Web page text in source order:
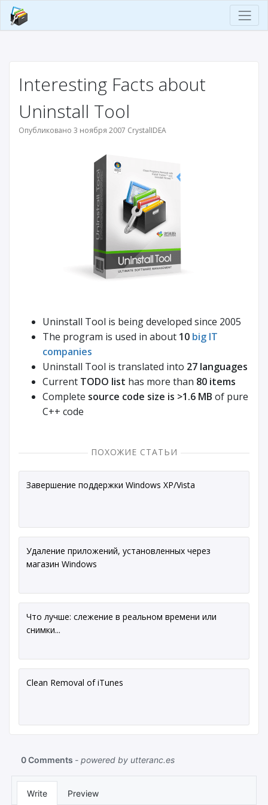
Interesting Facts about
Uninstall Tool
Опубликовано 3 ноября 2007 CrystalIDEA
Uninstall Tool is being developed since 2005
The program is used in about 10 big IT
companies
Uninstall Tool is translated into 27 languages
Current TODO list has more than 80 items
Complete source code size is >1.6 MB of pure
C++ code
ПОХОЖИЕ СТАТЬИ
Завершение поддержки Windows XP/Vista
Удаление приложений, установленных через
магазин Windows
Что лучше: слежение в реальном времени или
снимки...
Clean Removal of iTunes